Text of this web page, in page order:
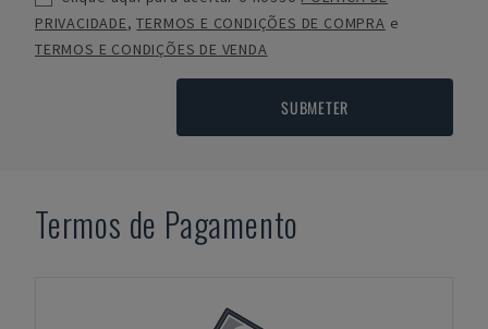
PRIVACIDADE,TERMOS E CONDIÇÕES DE COMPRA e
TERMOS E CONDIÇÕES DE VENDA
SUBMETER
Termos de Pagamento